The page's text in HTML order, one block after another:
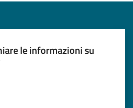
le informazioni su